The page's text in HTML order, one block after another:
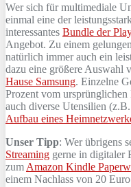
Wer sich für multimediale
einmal eine der
interessantes Bundle der
Angebot. Zu einem
natürlich immer auch ein
dazu eine größere Auswahl
Hause Samsung. Einzelne
Prozent vom
auch diverse Utensilien
Aufbau eines
Unser Tipp: Wer übrigens
Streaming gerne in digitaler
zum Amazon Kindle
einem Nachlass von 20